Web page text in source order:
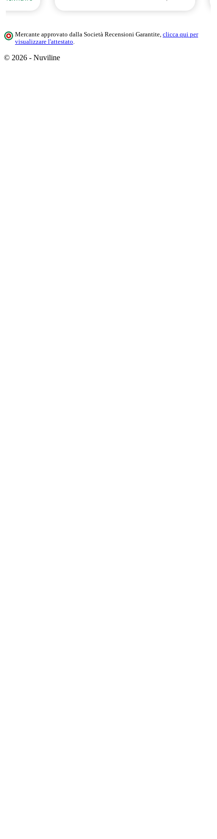
Mercante approvato dalla Società Recensioni Garantite, clicca qui per
visualizzare l'attestato.
© 2026 - Nuviline